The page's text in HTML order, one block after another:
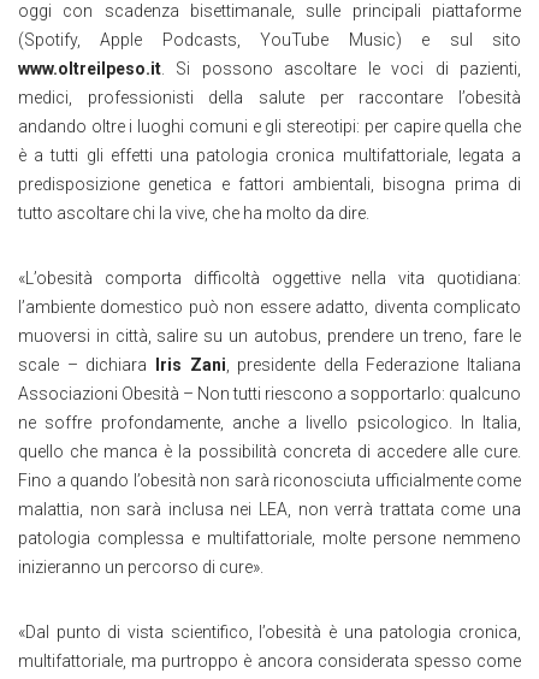
oggi con scadenza bisettimanale, sulle principali piattaforme
(Spotify, Apple Podcasts, YouTube Music) e sul sito
www.oltreilpeso.it . Si possono ascoltare le voci di pazienti,
medici, professionisti della salute per raccontare l’obesità
andando oltre i luoghi comuni e gli stereotipi: per capire quella che
è a tutti gli effetti una patologia cronica multifattoriale, legata a
predisposizione genetica e fattori ambientali, bisogna prima di
tutto ascoltare chi la vive, che ha molto da dire.
«L’obesità comporta difficoltà oggettive nella vita quotidiana:
l’ambiente domestico può non essere adatto, diventa complicato
muoversi in città, salire su un autobus, prendere un treno, fare le
scale – dichiara
Iris Zani , presidente della Federazione Italiana
Associazioni Obesità – Non tutti riescono a sopportarlo: qualcuno
ne soffre profondamente, anche a livello psicologico. In Italia,
quello che manca è la possibilità concreta di accedere alle cure.
Fino a quando l’obesità non sarà riconosciuta ufficialmente come
malattia, non sarà inclusa nei LEA, non verrà trattata come una
patologia complessa e multifattoriale, molte persone nemmeno
inizieranno un percorso di cure».
«Dal punto di vista scientifico, l’obesità è una patologia cronica,
multifattoriale, ma purtroppo è ancora considerata spesso come